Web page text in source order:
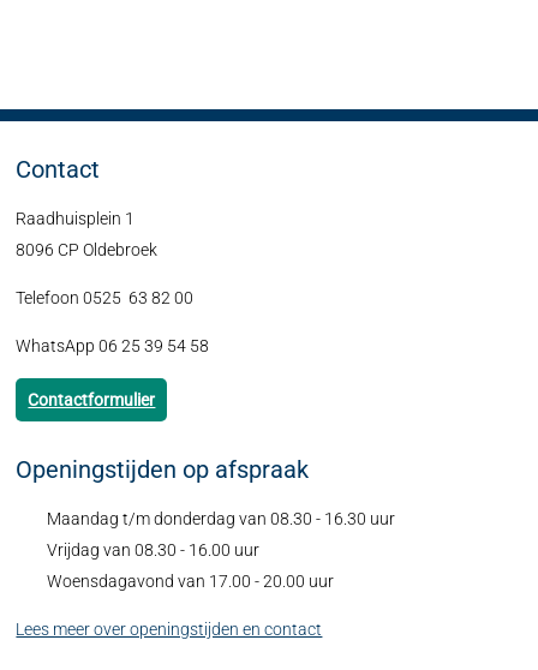
Contact
Raadhuisplein 1
8096 CP Oldebroek
Telefoon 0525 63 82 00
WhatsApp 06 25 39 54 58
Contactformulier
Openingstijden op afspraak
Maandag t/m donderdag van 08.30 - 16.30 uur
Vrijdag van 08.30 - 16.00 uur
Woensdagavond van 17.00 - 20.00 uur
Lees meer over openingstijden en contact